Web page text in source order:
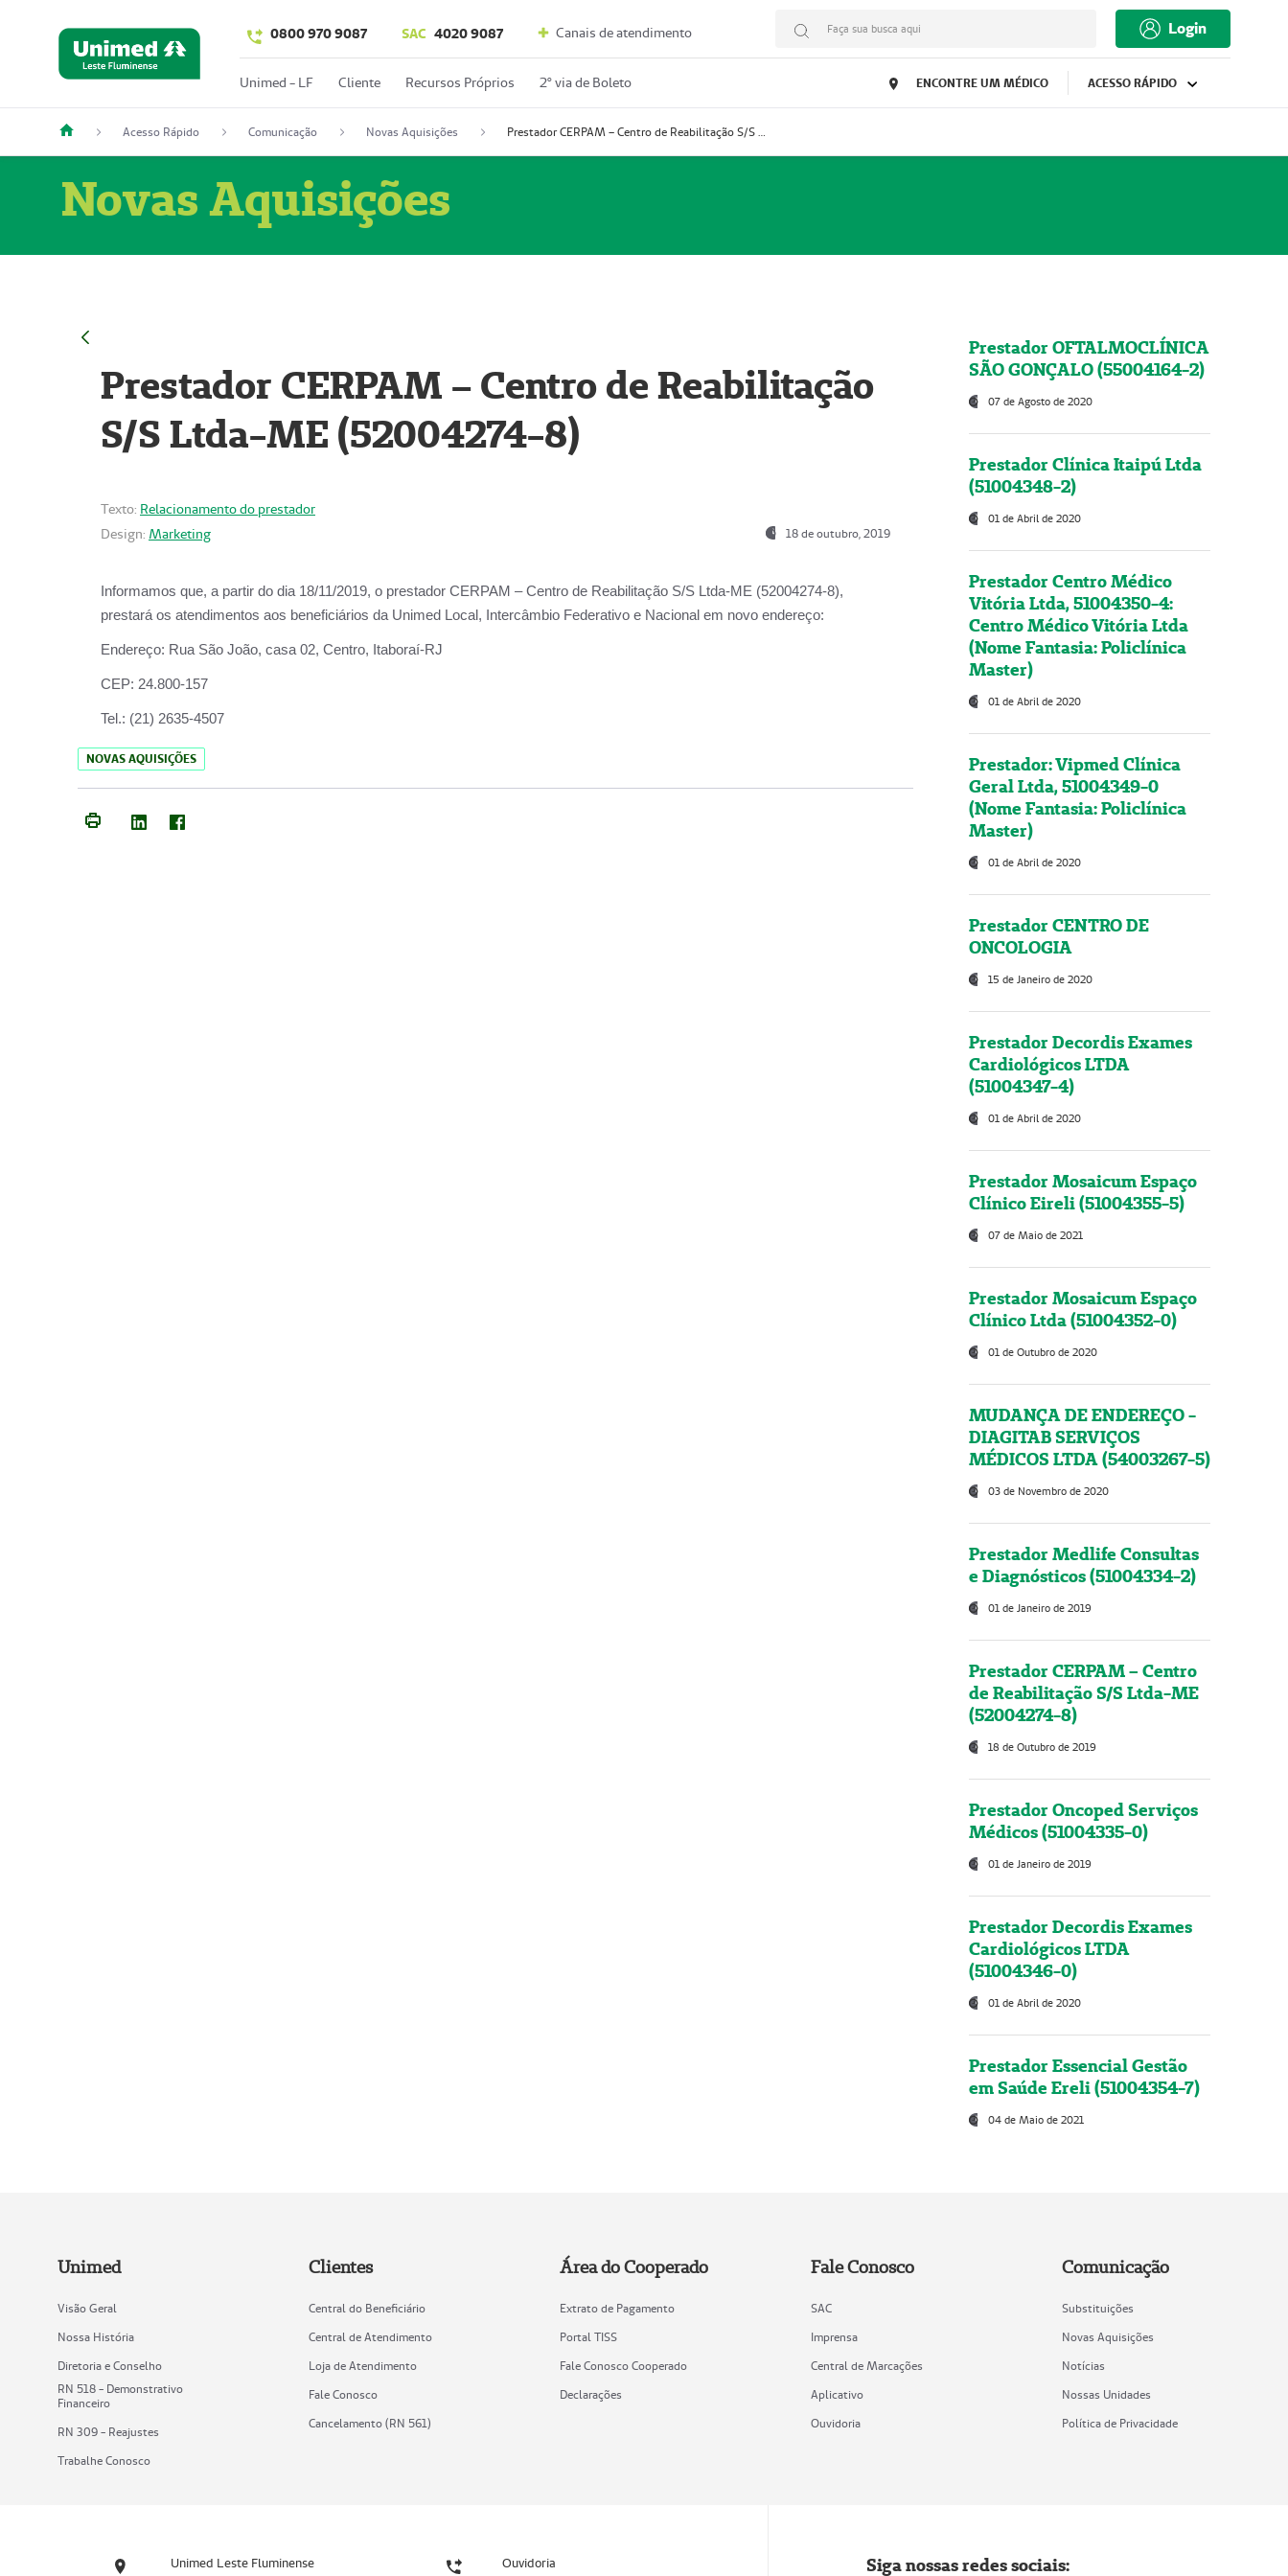
0800 970 9087 SAC 4020 9087 Canais de atendimento Faça sua busca aqui Login
Unimed - LF Cliente Recursos Próprios 2º via de Boleto ENCONTRE UM MÉDICO ACESSO RÁPIDO
Acesso Rápido Comunicação Novas Aquisições Prestador CERPAM – Centro de Reabilitação S/S Ltda-ME (52004274-8)
Novas Aquisições
Prestador CERPAM – Centro de Reabilitação
S/S Ltda-ME (52004274-8)
Texto: Relacionamento do prestador
Design: Marketing 18 de outubro, 2019
Informamos que, a partir do dia 18/11/2019, o prestador CERPAM – Centro de Reabilitação S/S Ltda-ME (52004274-8),
prestará os atendimentos aos beneficiários da Unimed Local, Intercâmbio Federativo e Nacional em novo endereço:
Endereço: Rua São João, casa 02, Centro, Itaboraí-RJ
CEP: 24.800-157
Tel.: (21) 2635-4507
NOVAS AQUISIÇÕES
Prestador OFTALMOCLÍNICA
SÃO GONÇALO (55004164-2)
07 de Agosto de 2020
Prestador Clínica Itaipú Ltda
(51004348-2)
01 de Abril de 2020
Prestador Centro Médico
Vitória Ltda, 51004350-4:
Centro Médico Vitória Ltda
(Nome Fantasia: Policlínica
Master)
01 de Abril de 2020
Prestador: Vipmed Clínica
Geral Ltda, 51004349-0
(Nome Fantasia: Policlínica
Master)
01 de Abril de 2020
Prestador CENTRO DE
ONCOLOGIA
15 de Janeiro de 2020
Prestador Decordis Exames
Cardiológicos LTDA
(51004347-4)
01 de Abril de 2020
Prestador Mosaicum Espaço
Clínico Eireli (51004355-5)
07 de Maio de 2021
Prestador Mosaicum Espaço
Clínico Ltda (51004352-0)
01 de Outubro de 2020
MUDANÇA DE ENDEREÇO -
DIAGITAB SERVIÇOS
MÉDICOS LTDA (54003267-5)
03 de Novembro de 2020
Prestador Medlife Consultas
e Diagnósticos (51004334-2)
01 de Janeiro de 2019
Prestador CERPAM – Centro
de Reabilitação S/S Ltda-ME
(52004274-8)
18 de Outubro de 2019
Prestador Oncoped Serviços
Médicos (51004335-0)
01 de Janeiro de 2019
Prestador Decordis Exames
Cardiológicos LTDA
(51004346-0)
01 de Abril de 2020
Prestador Essencial Gestão
em Saúde Ereli (51004354-7)
04 de Maio de 2021
Unimed
Visão Geral
Nossa História
Diretoria e Conselho
RN 518 - Demonstrativo
Financeiro
RN 309 - Reajustes
Trabalhe Conosco
Clientes
Central do Beneficiário
Central de Atendimento
Loja de Atendimento
Fale Conosco
Cancelamento (RN 561)
Área do Cooperado
Extrato de Pagamento
Portal TISS
Fale Conosco Cooperado
Declarações
Fale Conosco
SAC
Imprensa
Central de Marcações
Aplicativo
Ouvidoria
Comunicação
Substituições
Novas Aquisições
Notícias
Nossas Unidades
Política de Privacidade
Unimed Leste Fluminense Ouvidoria Siga nossas redes sociais: